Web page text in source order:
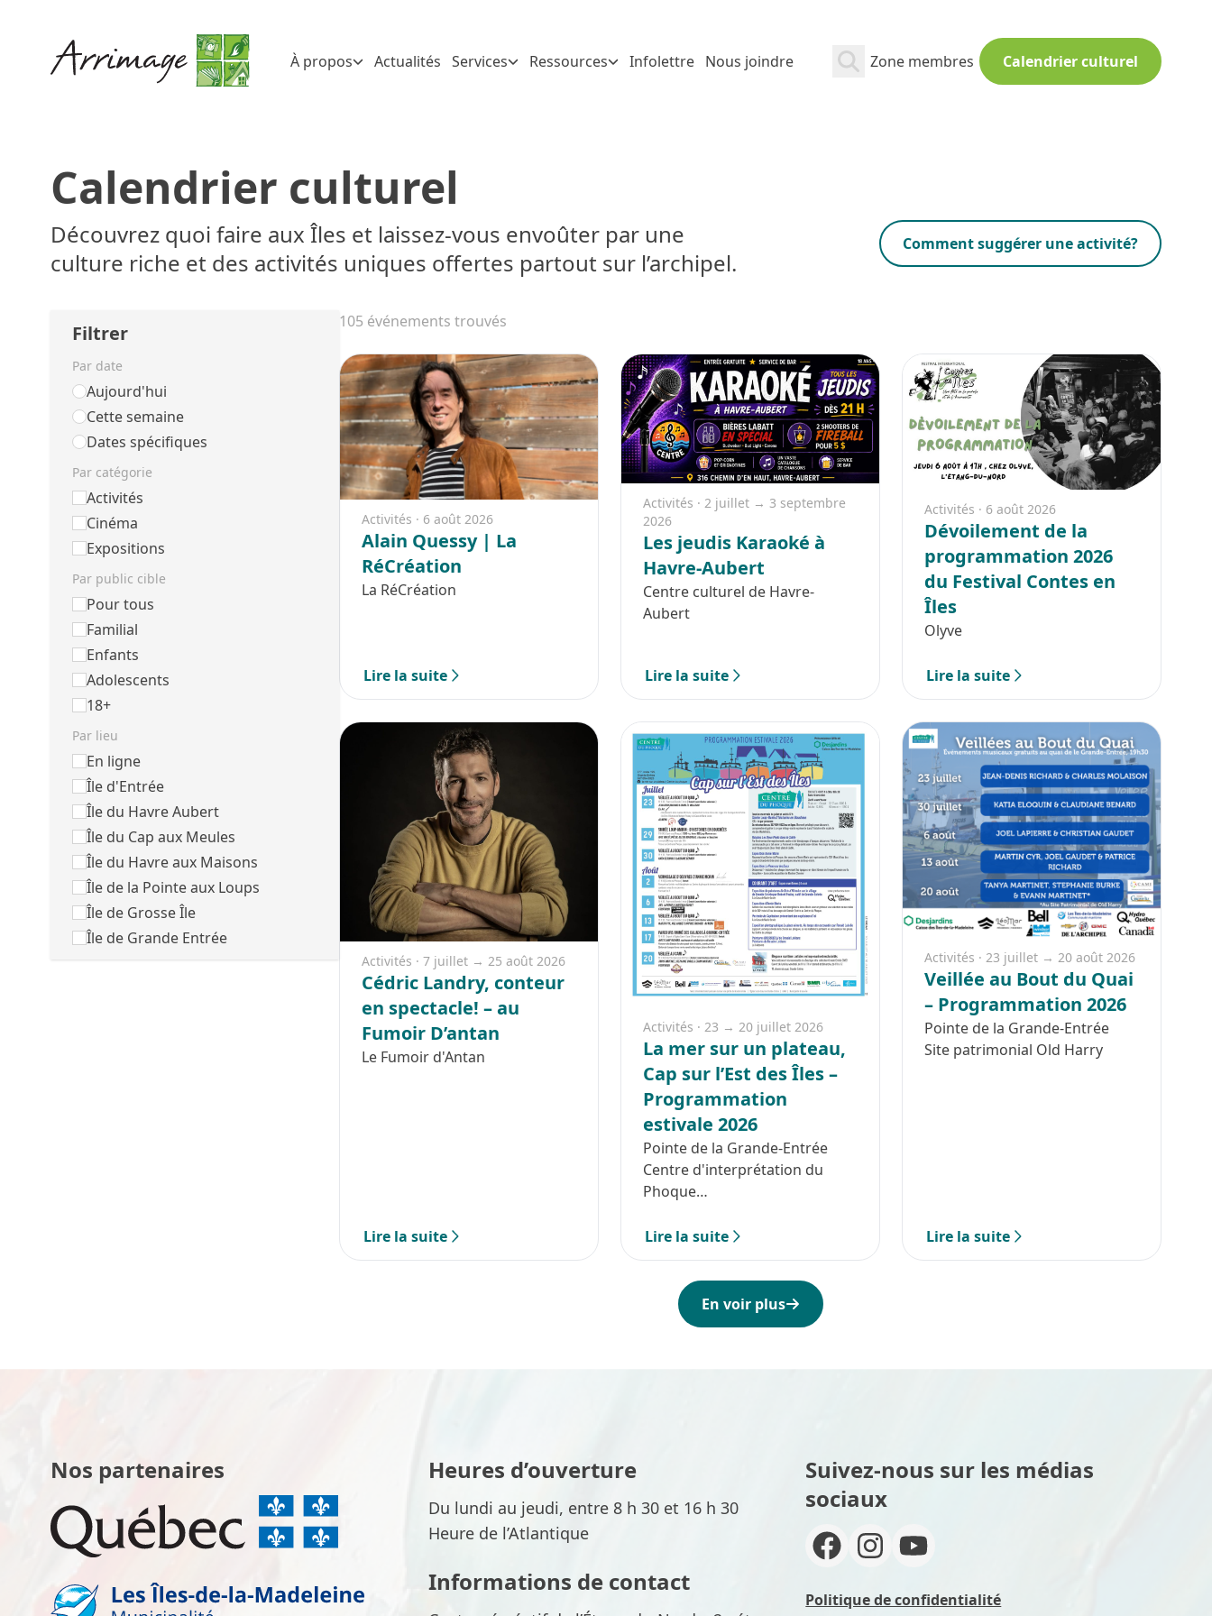
À propos Actualités Services Ressources Infolettre Nous joindre Zone membres Calendrier culturel
Calendrier culturel
Découvrez quoi faire aux Îles et laissez-vous envoûter par une
culture riche et des activités uniques offertes partout sur l’archipel.
Comment suggérer une activité?
Filtrer
Par date
Aujourd'hui
Cette semaine
Dates spécifiques
Par catégorie
Activités
Cinéma
Expositions
Par public cible
Pour tous
Familial
Enfants
Adolescents
18+
Par lieu
En ligne
Île d'Entrée
Île du Havre Aubert
Île du Cap aux Meules
Île du Havre aux Maisons
Île de la Pointe aux Loups
Île de Grosse Île
Île de Grande Entrée
105 événements trouvés
Activités · 6 août 2026
Alain Quessy | La
RéCréation
La RéCréation
Lire la suite
Activités · 2 juillet → 3 septembre
2026
Les jeudis Karaoké à
Havre-Aubert
Centre culturel de Havre-
Aubert
Lire la suite
Activités · 6 août 2026
Dévoilement de la
programmation 2026
du Festival Contes en
Îles
Olyve
Lire la suite
Activités · 7 juillet → 25 août 2026
Cédric Landry, conteur
en spectacle! – au
Fumoir D’antan
Le Fumoir d'Antan
Lire la suite
Activités · 23 → 20 juillet 2026
La mer sur un plateau,
Cap sur l’Est des Îles –
Programmation
estivale 2026
Pointe de la Grande-Entrée
Centre d'interprétation du
Phoque
Lire la suite
Activités · 23 juillet → 20 août 2026
Veillée au Bout du Quai
– Programmation 2026
Pointe de la Grande-Entrée
Site patrimonial Old Harry
Lire la suite
En voir plus
Nos partenaires Heures d’ouverture
Du lundi au jeudi, entre 8 h 30 et 16 h 30
Heure de l’Atlantique
Informations de contact
Suivez-nous sur les médias
sociaux
Politique de confidentialité